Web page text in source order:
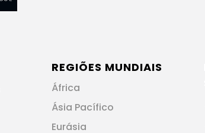
REGIÕES MUNDIAIS
África
Ásia Pacífico
Eurásia